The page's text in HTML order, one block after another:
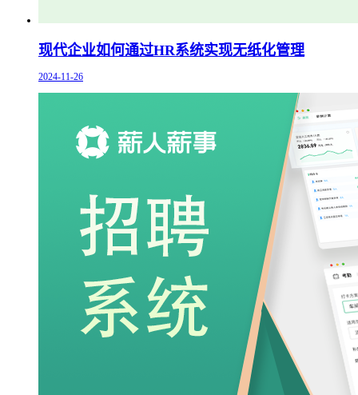
现代企业如何通过HR系统实现无纸化管理
2024-11-26